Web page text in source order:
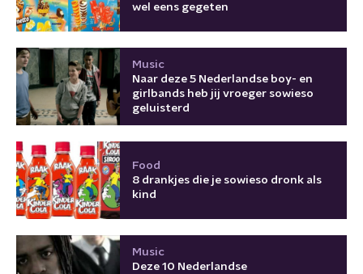
wel eens gegeten
Music
Naar deze 5 Nederlandse boy- en
girlbands heb jij vroeger sowieso
geluisterd
Food
8 drankjes die je sowieso dronk als
kind
Music
Deze 10 Nederlandse